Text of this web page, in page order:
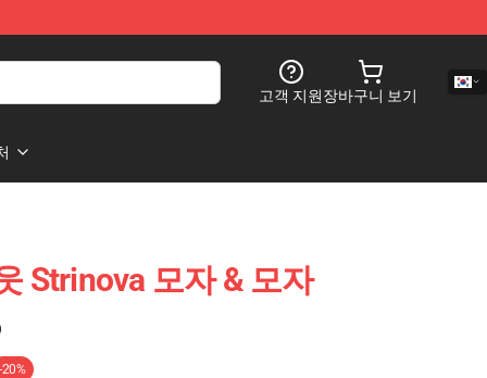
고객 지원장바구니 보기
Strinova 모자 & 모자
-20%